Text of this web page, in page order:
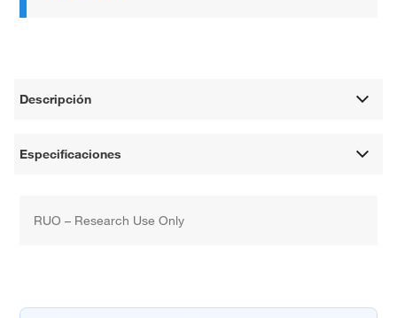
Descripción
Especificaciones
RUO – Research Use Only